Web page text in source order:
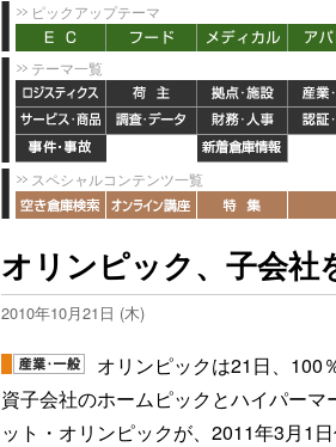
ピックアップテーマ
テーマ一覧
スペシャルコンテンツ一覧
オリンピック、子会社
2010年10月21日 (木)
オリンピックは21日、100
資子会社のホームピックとハイパーマ
ット・オリンピックが、2011年3月1